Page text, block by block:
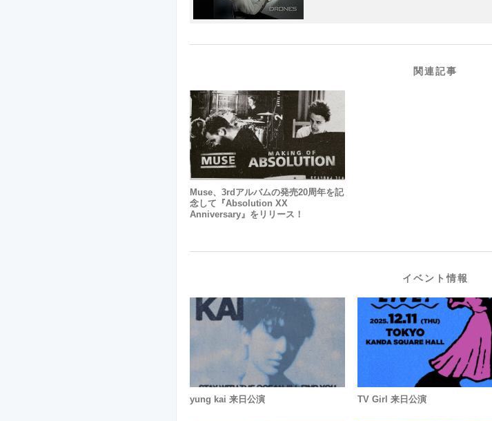
関連記事
Muse、3rdアルバムの発売20周年を記
念して『Absolution XX
Anniversary』をリリース！
イベント情報
yung kai 来日公演 TV Girl 来日公演